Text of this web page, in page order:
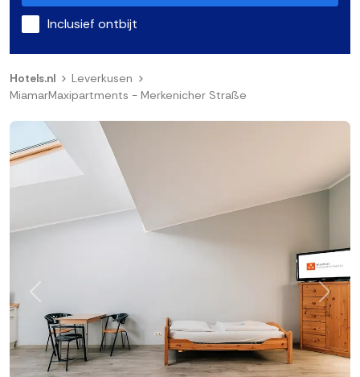
Inclusief ontbijt
Hotels.nl
Leverkusen
MiamarMaxipartments - Merkenicher Straße